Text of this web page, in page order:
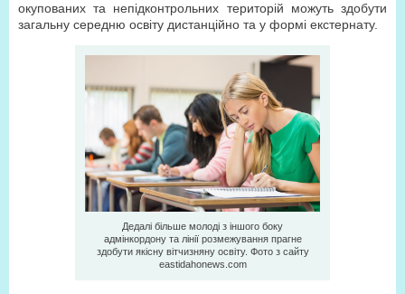
окупованих та непідконтрольних територій можуть здобути
загальну середню освіту дистанційно та у формі екстернату.
Дедалі більше молоді з іншого боку
адмінкордону та лінії розмежування прагне
здобути якісну вітчизняну освіту. Фото з сайту
eastidahonews.com